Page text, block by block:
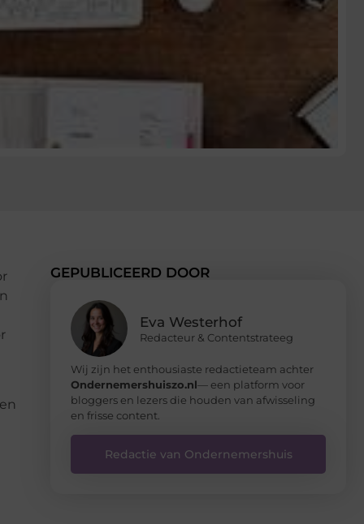
GEPUBLICEERD DOOR
Eva Westerhof
Redacteur & Contentstrateeg
Wij zijn het enthousiaste redactieteam achter
Ondernemershuiszo.nl— een platform voor
bloggers en lezers die houden van afwisseling
en frisse content.
Redactie van Ondernemershuis